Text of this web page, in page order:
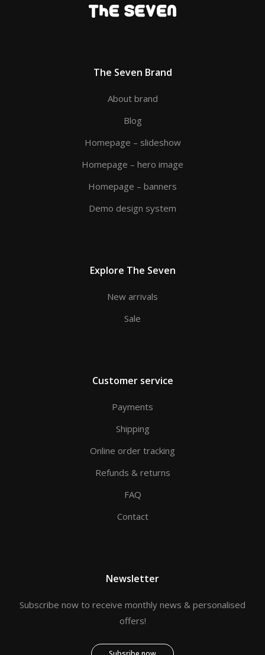
The Seven Brand
About brand
Blog
Homepage – slideshow
Homepage – hero image
Homepage – banners
Demo design system
Explore The Seven
New arrivals
Sale
Customer service
Payments
Shipping
Online order tracking
Refunds & returns
FAQ
Contact
Newsletter
Subscribe now to receive monthly news & personalised
offers!